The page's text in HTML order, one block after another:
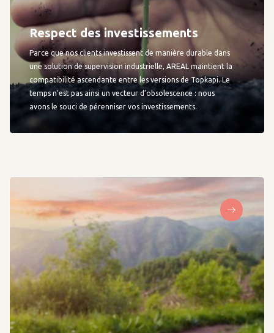
Respect des investissements
Parce que nos clients investissent de manière durable dans
une solution de supervision industrielle, AREAL maintient la
compatibilité ascendante entre les versions de Topkapi. Le
temps n’est pas ainsi un vecteur d’obsolescence : nous
avons le souci de pérenniser vos investissements.